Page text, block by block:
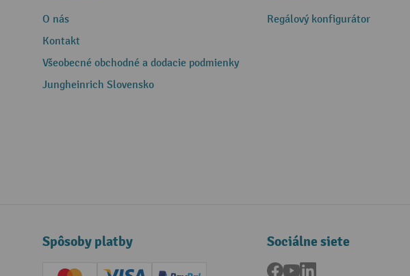
O nás
Kontakt
Všeobecné obchodné a dodacie podmienky
Jungheinrich Slovensko
Regálový konfigurátor
Spôsoby platby Sociálne siete
Facebook
YouTube